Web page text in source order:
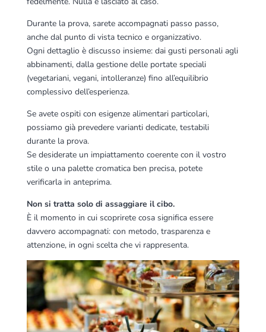
Durante la prova, sarete accompagnati passo passo,
anche dal punto di vista tecnico e organizzativo.
Ogni dettaglio è discusso insieme: dai gusti personali agli
abbinamenti, dalla gestione delle portate speciali
(vegetariani, vegani, intolleranze) fino all’equilibrio
complessivo dell’esperienza.
Se avete ospiti con esigenze alimentari particolari,
possiamo già prevedere varianti dedicate, testabili
durante la prova.
Se desiderate un impiattamento coerente con il vostro
stile o una palette cromatica ben precisa, potete
verificarla in anteprima.
Non si tratta solo di assaggiare il cibo.
È il momento in cui scoprirete cosa significa essere
davvero accompagnati: con metodo, trasparenza e
attenzione, in ogni scelta che vi rappresenta.